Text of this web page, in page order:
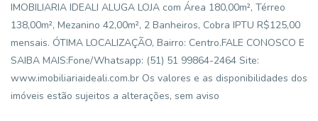
IMOBILIARIA IDEALI ALUGA LOJA com Área 180,00m², Térreo
138,00m², Mezanino 42,00m², 2 Banheiros, Cobra IPTU R$125,00
mensais. ÓTIMA LOCALIZAÇÃO, Bairro: Centro.FALE CONOSCO E
SAIBA MAIS:Fone/Whatsapp: (51) 51 99864-2464 Site:
www.imobiliariaideali.com.br Os valores e as disponibilidades dos
imóveis estão sujeitos a alterações, sem aviso